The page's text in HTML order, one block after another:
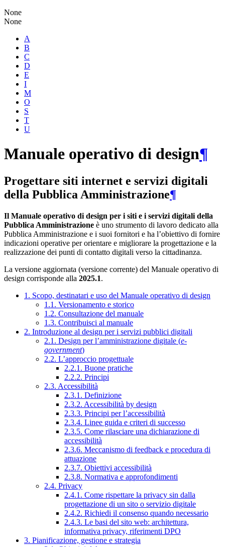
None
None
A
B
C
D
E
I
M
O
S
T
U
Manuale operativo di design¶
Progettare siti internet e servizi digitali
della Pubblica Amministrazione¶
Il Manuale operativo di design per i siti e i servizi digitali della
Pubblica Amministrazione è uno strumento di lavoro dedicato alla
Pubblica Amministrazione e i suoi fornitori e ha l’obiettivo di fornire
indicazioni operative per orientare e migliorare la progettazione e la
realizzazione dei punti di contatto digitali verso la cittadinanza.
La versione aggiornata (versione corrente) del Manuale operativo di
design corrisponde alla 2025.1.
1. Scopo, destinatari e uso del Manuale operativo di design
1.1. Versionamento e storico
1.2. Consultazione del manuale
1.3. Contribuisci al manuale
2. Introduzione al design per i servizi pubblici digitali
2.1. Design per l’amministrazione digitale (e-
government)
2.2. L’approccio progettuale
2.2.1. Buone pratiche
2.2.2. Principi
2.3. Accessibilità
2.3.1. Definizione
2.3.2. Accessibilità by design
2.3.3. Principi per l’accessibilità
2.3.4. Linee guida e criteri di successo
2.3.5. Come rilasciare una dichiarazione di
accessibilità
2.3.6. Meccanismo di feedback e procedura di
attuazione
2.3.7. Obiettivi accessibilità
2.3.8. Normativa e approfondimenti
2.4. Privacy
2.4.1. Come rispettare la privacy sin dalla
progettazione di un sito o servizio digitale
2.4.2. Richiedi il consenso quando necessario
2.4.3. Le basi del sito web: architettura,
informativa privacy, riferimenti DPO
3. Pianificazione, gestione e strategia